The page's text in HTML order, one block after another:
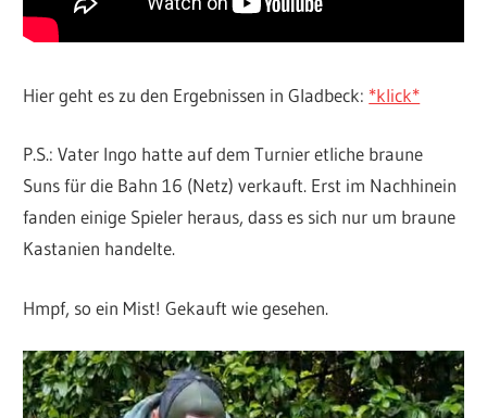
Hier geht es zu den Ergebnissen in Gladbeck: *klick*
P.S.: Vater Ingo hatte auf dem Turnier etliche braune
Suns für die Bahn 16 (Netz) verkauft. Erst im Nachhinein
fanden einige Spieler heraus, dass es sich nur um braune
Kastanien handelte.
Hmpf, so ein Mist! Gekauft wie gesehen.